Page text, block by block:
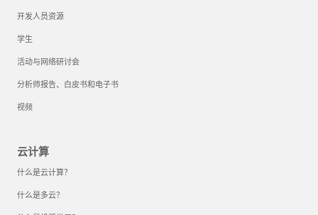
开发人员资源
学生
活动与网络研讨会
分析师报告、白皮书和电子书
视频
云计算
什么是云计算？
什么是多云？